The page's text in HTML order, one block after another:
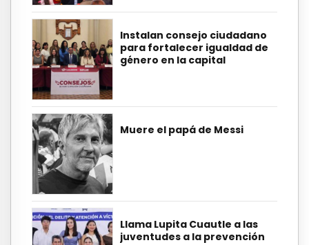
Instalan consejo ciudadano
para fortalecer igualdad de
género en la capital
Muere el papá de Messi
Llama Lupita Cuautle a las
juventudes a la prevención